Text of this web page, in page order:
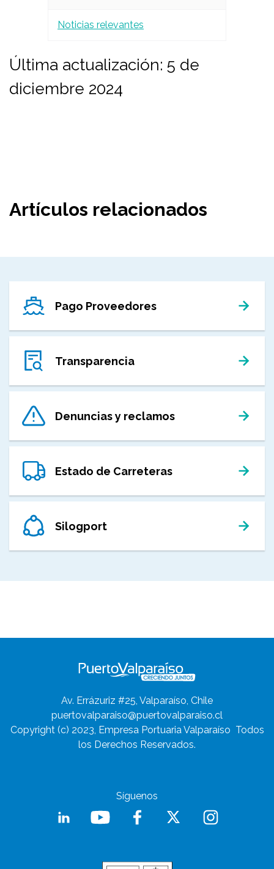
Noticias relevantes
Última actualización: 5 de
diciembre 2024
Artículos relacionados
Pago Proveedores
Transparencia
Denuncias y reclamos
Estado de Carreteras
Silogport
Av. Errázuriz #25, Valparaíso, Chile
puertovalparaiso@puertovalparaiso.cl
Copyright (c) 2023, Empresa Portuaria Valparaíso Todos
los Derechos Reservados.
Síguenos